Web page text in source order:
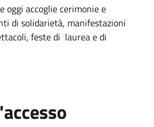
oggi accoglie cerimonie e
di solidarietà, manifestazioni
feste di laurea e di